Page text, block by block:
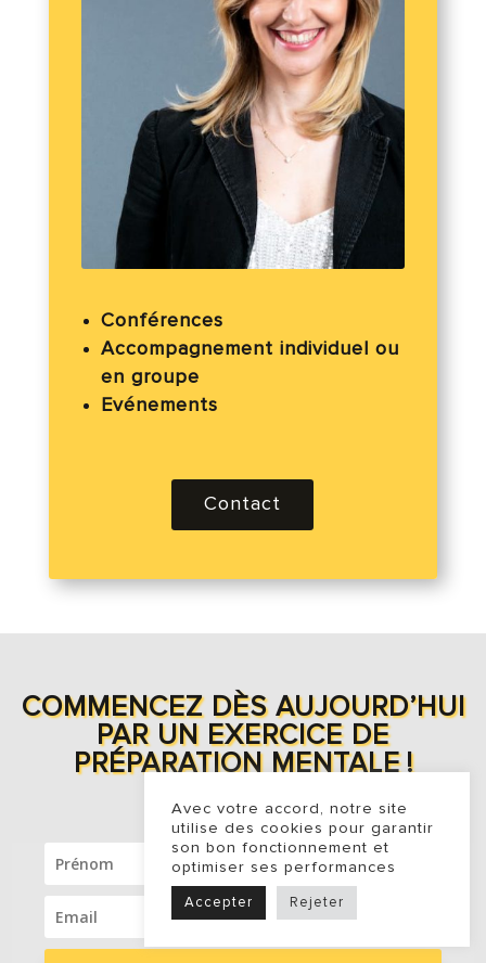
Conférences
Accompagnement individuel ou
en groupe
Evénements
Contact
COMMENCEZ DÈS AUJOURD’HUI
PAR UN EXERCICE DE
PRÉPARATION MENTALE !
Avec votre accord, notre site
utilise des cookies pour garantir
son bon fonctionnement et
optimiser ses performances
Accepter Rejeter